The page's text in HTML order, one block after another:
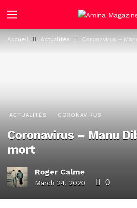
Accueil Actualités Coronavirus –
ACTUALITÉS CORONAVIRUS
Coronavirus – Manu
mort
Roger Calme
March 24, 2020 0